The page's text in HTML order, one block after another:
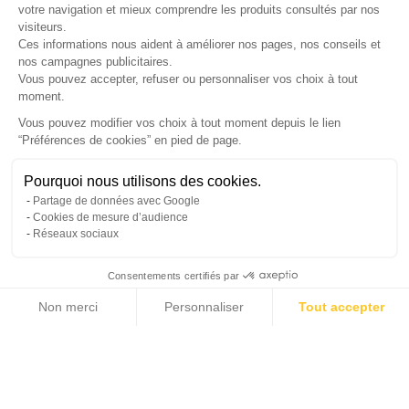
votre navigation et mieux comprendre les produits consultés par nos
visiteurs.
Ces informations nous aident à améliorer nos pages, nos conseils et
nos campagnes publicitaires.
Vous pouvez accepter, refuser ou personnaliser vos choix à tout
moment.
Vous pouvez modifier vos choix à tout moment depuis le lien
“Préférences de cookies” en pied de page.
Pourquoi nous utilisons des cookies.
Partage de données avec Google
Cookies de mesure d’audience
Réseaux sociaux
Consentements certifiés par
Non merci Personnaliser Tout accepter
Gérer mes cookies
LETTRE D'INFORMATIONS
© Copyright 2026 France Galerie. Tous droits reservés.
Cliquez-ici pour modifier vos préférences en matière de cookies